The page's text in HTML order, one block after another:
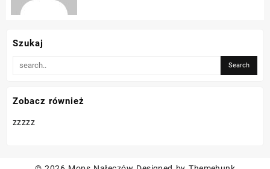
Szukaj
Zobacz również
zzzzz